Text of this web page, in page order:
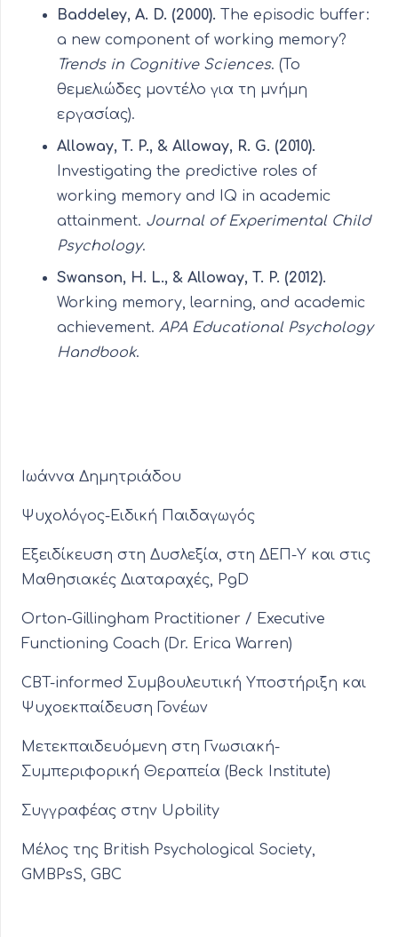
Baddeley, A. D. (2000). The episodic buffer:
a new component of working memory?
Trends in Cognitive Sciences. (Το
θεμελιώδες μοντέλο για τη μνήμη
εργασίας).
Alloway, T. P., & Alloway, R. G. (2010).
Investigating the predictive roles of
working memory and IQ in academic
attainment. Journal of Experimental Child
Psychology.
Swanson, H. L., & Alloway, T. P. (2012).
Working memory, learning, and academic
achievement. APA Educational Psychology
Handbook.
Ιωάννα Δημητριάδου
Ψυχολόγος-Ειδική Παιδαγωγός
Εξειδίκευση στη Δυσλεξία, στη ΔΕΠ-Υ και στις
Μαθησιακές Διαταραχές, PgD
Orton-Gillingham Practitioner / Executive
Functioning Coach (Dr. Erica Warren)
CBT-informed Συμβουλευτική Υποστήριξη και
Ψυχοεκπαίδευση Γονέων
Μετεκπαιδευόμενη στη Γνωσιακή-
Συμπεριφορική Θεραπεία (Beck Institute)
Συγγραφέας στην Upbility
Μέλος της British Psychological Society,
GMBPsS, GBC